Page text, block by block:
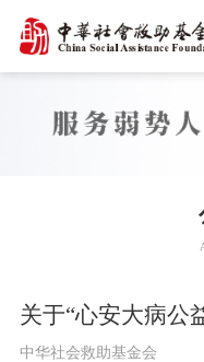
关于“心安大病公
中华社会救助基金会